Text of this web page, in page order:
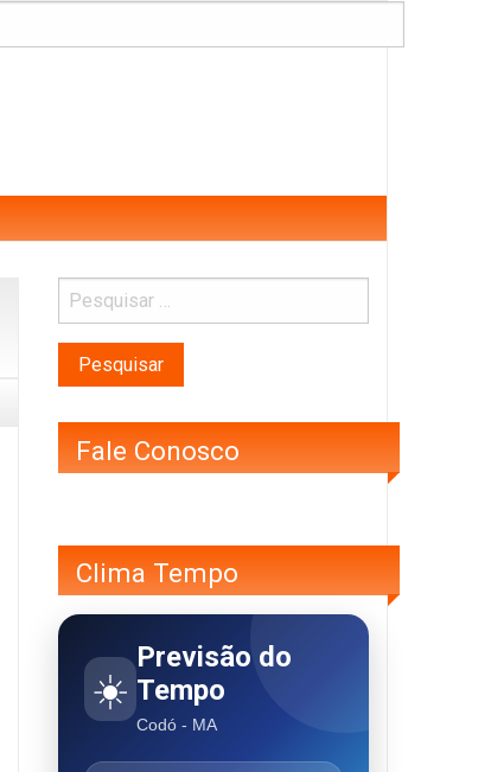
Fale Conosco
Clima Tempo
☀️
Previsão do
Tempo
Codó - MA